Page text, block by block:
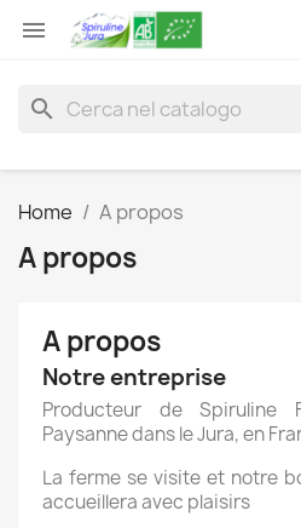

search
Home A propos
A propos
A propos
Notre entreprise
Producteur de Spiruline
Paysanne dans le Jura, en
La ferme se visite et notre
accueillera avec plaisirs